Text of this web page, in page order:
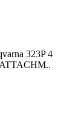
323P 4